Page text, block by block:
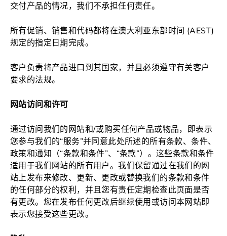
交付产品的情况，我们不承担任何责任。
所有促销、销售和代码都将在澳大利亚东部时间 (AEST)
规定的指定日期完成。
客户负责将产品进口到其国家，并且必须遵守有关客户
要求的法规。
网站访问和许可
通过访问我们的网站和/或购买任何产品或物品，即表示
您参与我们的“服务”并同意此处所述的所有条款、条件、
政策和通知（“条款和条件”、“条款”）。这些条款和条件
适用于我们网站的所有用户。我们保留通过在我们的网
站上发布来修改、更新、更改或替换我们的条款和条件
的任何部分的权利，并且您有责任定期检查此页面是否
有更改。您在发布任何更改后继续使用或访问本网站即
表示您接受这些更改。